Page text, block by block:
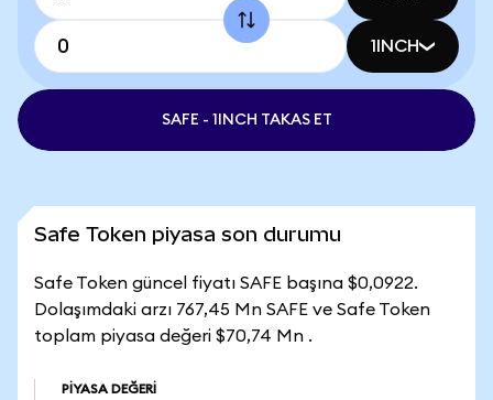
1INCH
SAFE - 1INCH TAKAS ET
Safe Token piyasa son durumu
Safe Token güncel fiyatı SAFE başına $0,0922.
Dolaşımdaki arzı 767,45 Mn SAFE ve Safe Token
toplam piyasa değeri $70,74 Mn .
PIYASA DEĞERI